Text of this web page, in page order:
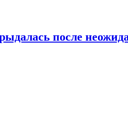
после